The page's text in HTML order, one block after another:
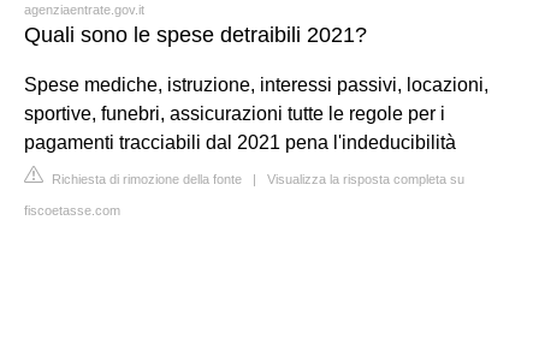
agenziaentrate.gov.it
Quali sono le spese detraibili 2021?
Spese mediche, istruzione, interessi passivi, locazioni,
sportive, funebri, assicurazioni tutte le regole per i
pagamenti tracciabili dal 2021 pena l'indeducibilità
Richiesta di rimozione della fonte | Visualizza la risposta completa su
fiscoetasse.com